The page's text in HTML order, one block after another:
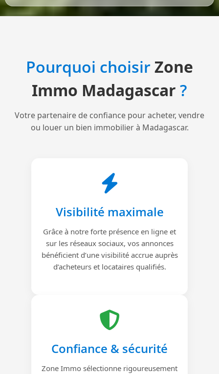
Pourquoi choisirZone
Immo Madagascar ?
Votre partenaire de confiance pour acheter, vendre
ou louer un bien immobilier à Madagascar.
Visibilité maximale
Grâce à notre forte présence en ligne et
sur les réseaux sociaux, vos annonces
bénéficient d’une visibilité accrue auprès
d’acheteurs et locataires qualifiés.
Confiance & sécurité
Zone Immo sélectionne rigoureusement